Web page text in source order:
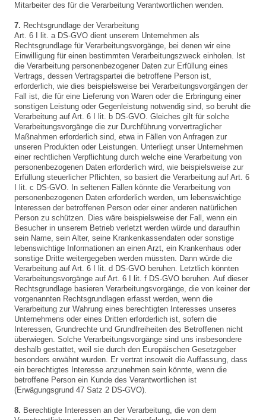
Mitarbeiter des für die Verarbeitung Verantwortlichen wenden.
7. Rechtsgrundlage der Verarbeitung
Art. 6 I lit. a DS-GVO dient unserem Unternehmen als
Rechtsgrundlage für Verarbeitungsvorgänge, bei denen wir eine
Einwilligung für einen bestimmten Verarbeitungszweck einholen. Ist
die Verarbeitung personenbezogener Daten zur Erfüllung eines
Vertrags, dessen Vertragspartei die betroffene Person ist,
erforderlich, wie dies beispielsweise bei Verarbeitungsvorgängen der
Fall ist, die für eine Lieferung von Waren oder die Erbringung einer
sonstigen Leistung oder Gegenleistung notwendig sind, so beruht die
Verarbeitung auf Art. 6 I lit. b DS-GVO. Gleiches gilt für solche
Verarbeitungsvorgänge die zur Durchführung vorvertraglicher
Maßnahmen erforderlich sind, etwa in Fällen von Anfragen zur
unseren Produkten oder Leistungen. Unterliegt unser Unternehmen
einer rechtlichen Verpflichtung durch welche eine Verarbeitung von
personenbezogenen Daten erforderlich wird, wie beispielsweise zur
Erfüllung steuerlicher Pflichten, so basiert die Verarbeitung auf Art. 6
I lit. c DS-GVO. In seltenen Fällen könnte die Verarbeitung von
personenbezogenen Daten erforderlich werden, um lebenswichtige
Interessen der betroffenen Person oder einer anderen natürlichen
Person zu schützen. Dies wäre beispielsweise der Fall, wenn ein
Besucher in unserem Betrieb verletzt werden würde und daraufhin
sein Name, sein Alter, seine Krankenkassendaten oder sonstige
lebenswichtige Informationen an einen Arzt, ein Krankenhaus oder
sonstige Dritte weitergegeben werden müssten. Dann würde die
Verarbeitung auf Art. 6 I lit. d DS-GVO beruhen. Letztlich könnten
Verarbeitungsvorgänge auf Art. 6 I lit. f DS-GVO beruhen. Auf dieser
Rechtsgrundlage basieren Verarbeitungsvorgänge, die von keiner der
vorgenannten Rechtsgrundlagen erfasst werden, wenn die
Verarbeitung zur Wahrung eines berechtigten Interesses unseres
Unternehmens oder eines Dritten erforderlich ist, sofern die
Interessen, Grundrechte und Grundfreiheiten des Betroffenen nicht
überwiegen. Solche Verarbeitungsvorgänge sind uns insbesondere
deshalb gestattet, weil sie durch den Europäischen Gesetzgeber
besonders erwähnt wurden. Er vertrat insoweit die Auffassung, dass
ein berechtigtes Interesse anzunehmen sein könnte, wenn die
betroffene Person ein Kunde des Verantwortlichen ist
(Erwägungsgrund 47 Satz 2 DS-GVO).
8. Berechtigte Interessen an der Verarbeitung, die von dem